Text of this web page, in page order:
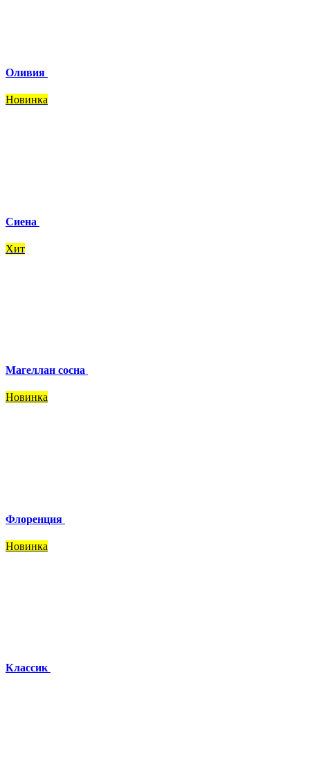
Оливия
Новинка
Сиена
Хит
Магеллан сосна
Новинка
Флоренция
Новинка
Классик